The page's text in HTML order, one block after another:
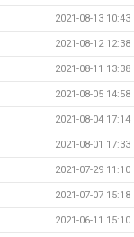
2021-08-13 10:43
2021-08-12 12:38
2021-08-11 13:38
2021-08-05 14:58
2021-08-04 17:14
2021-08-01 17:33
2021-07-29 11:10
2021-07-07 15:18
2021-06-11 15:10